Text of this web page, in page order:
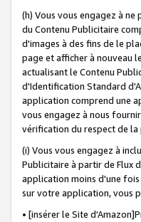
(h) Vous vous engagez à
du Contenu Publicitaire
d'images à des fins de le
page et afficher à nouveau
actualisant le Contenu
d'Identification Standard
application comprend une
vous engagez à nous
vérification du respect de la
(i) Vous vous engagez à
Publicitaire à partir de Flux
application moins d'une
sur votre application, vous
• [insérer le Site